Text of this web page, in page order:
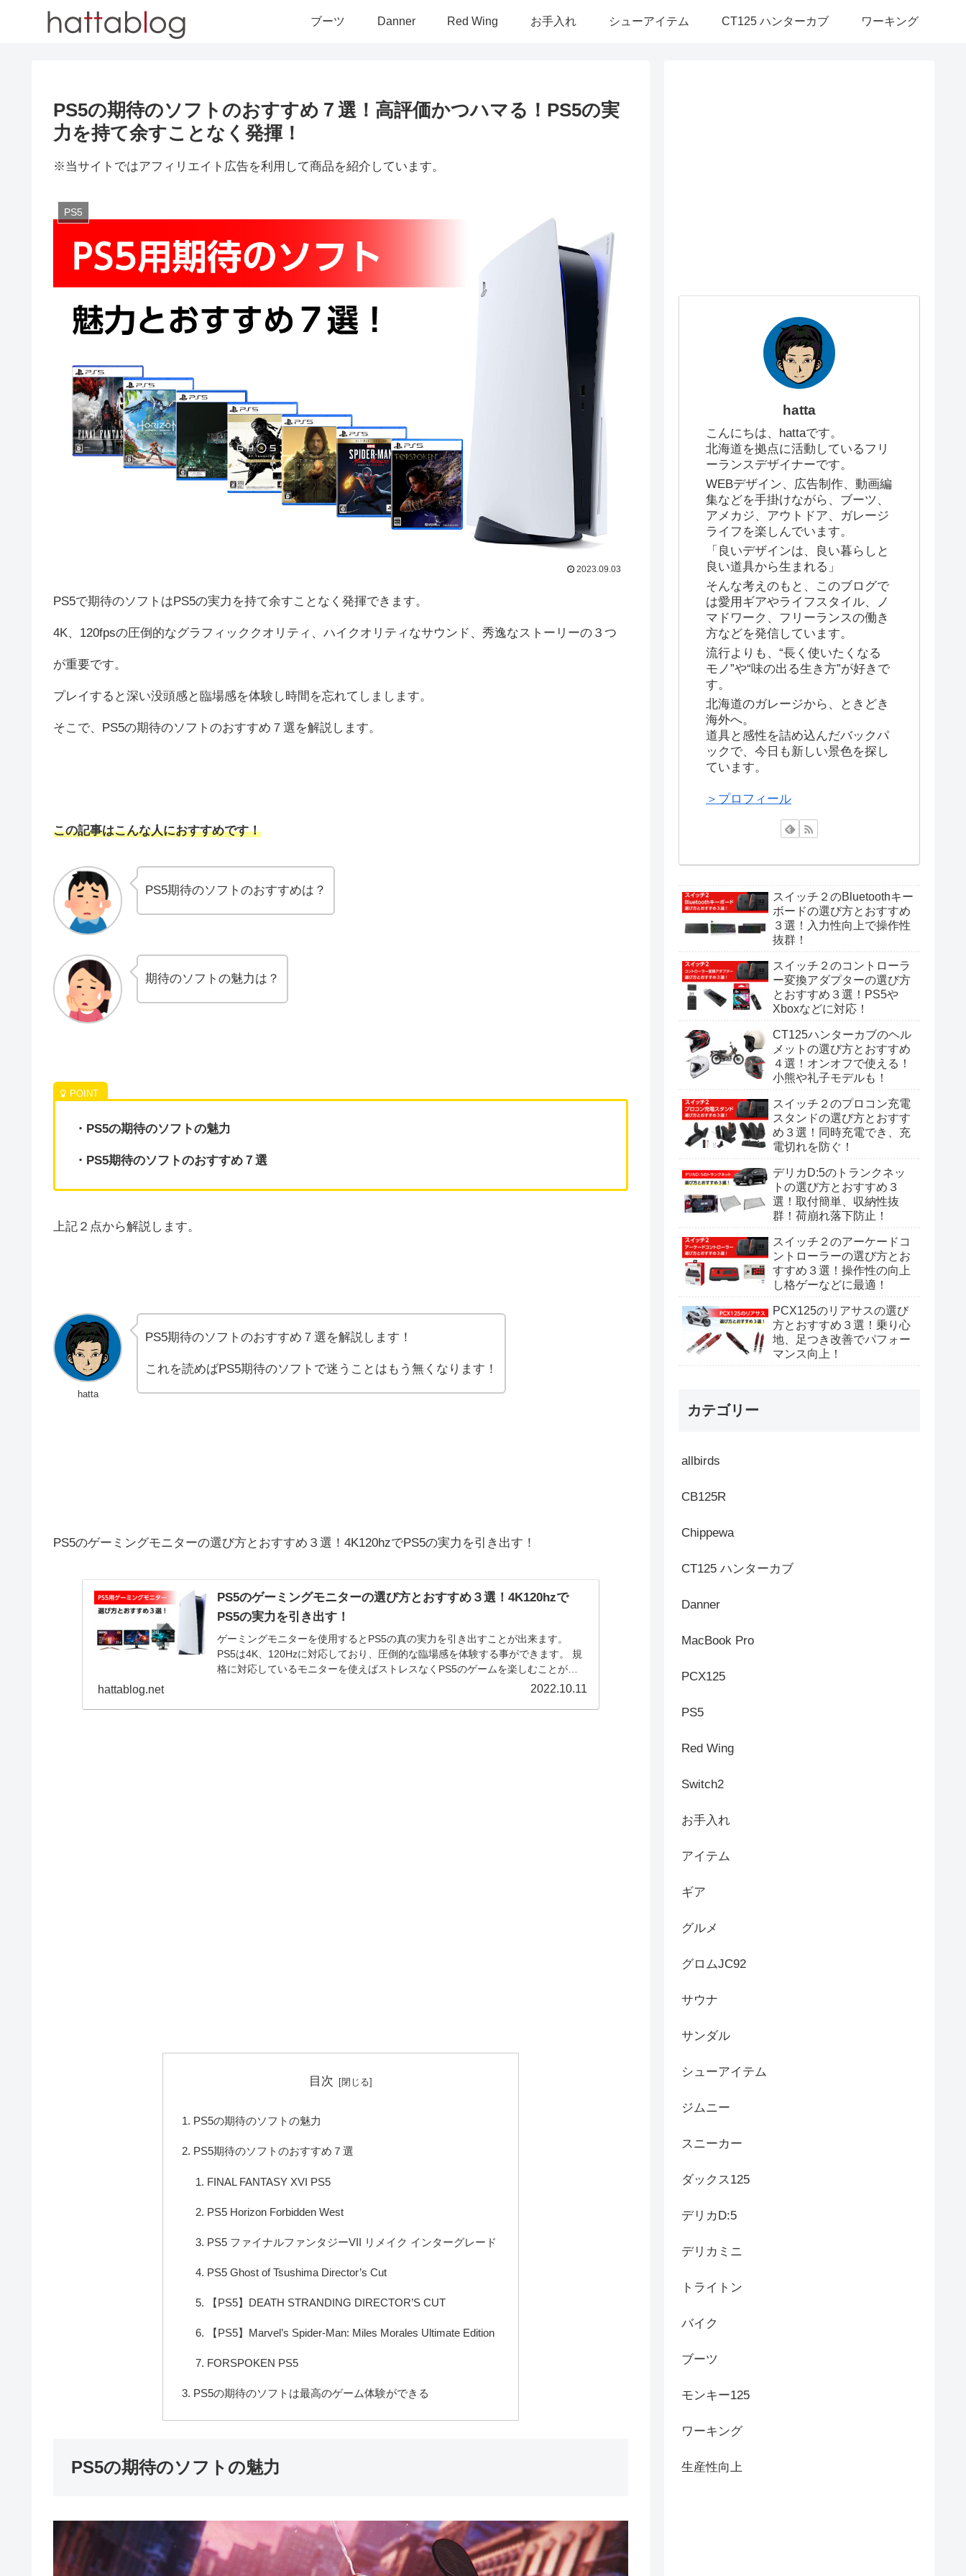
ブーツ Danner Red Wing お手入れ シューアイテム CT125 ハンターカブ ワーキング
PS5の期待のソフトのおすすめ７選！高評価かつハマる！PS5の実
力を持て余すことなく発揮！
※当サイトではアフィリエイト広告を利用して商品を紹介しています。
PS5
2023.09.03
PS5で期待のソフトはPS5の実力を持て余すことなく発揮できます。
4K、120fpsの圧倒的なグラフィッククオリティ、ハイクオリティなサウンド、秀逸なストーリーの３つ
が重要です。
プレイすると深い没頭感と臨場感を体験し時間を忘れてしまします。
そこで、PS5の期待のソフトのおすすめ７選を解説します。
この記事はこんな人におすすめです！
PS5期待のソフトのおすすめは？
期待のソフトの魅力は？
・PS5の期待のソフトの魅力
・PS5期待のソフトのおすすめ７選
上記２点から解説します。
hatta
PS5期待のソフトのおすすめ７選を解説します！
これを読めばPS5期待のソフトで迷うことはもう無くなります！
PS5のゲーミングモニターの選び方とおすすめ３選！4K120hzでPS5の実力を引き出す！
PS5のゲーミングモニターの選び方とおすすめ３選！4K120hzで
PS5の実力を引き出す！
ゲーミングモニターを使用するとPS5の真の実力を引き出すことが出来ます。
PS5は4K、120Hzに対応しており、圧倒的な臨場感を体験する事ができます。 規
格に対応しているモニターを使えばストレスなくPS5のゲームを楽しむことがで
きます。 そこで、PS5のゲーミングモニターの選び方とおすすめ３選を解説しま
hattablog.net 2022.10.11
目次
PS5の期待のソフトの魅力
PS5期待のソフトのおすすめ７選
FINAL FANTASY XVI PS5
PS5 Horizon Forbidden West
PS5 ファイナルファンタジーVII リメイク インターグレード
PS5 Ghost of Tsushima Director’s Cut
【PS5】DEATH STRANDING DIRECTOR’S CUT
【PS5】Marvel’s Spider-Man: Miles Morales Ultimate Edition
FORSPOKEN PS5
PS5の期待のソフトは最高のゲーム体験ができる
PS5の期待のソフトの魅力
hatta
こんにちは、hattaです。
北海道を拠点に活動しているフリ
ーランスデザイナーです。
WEBデザイン、広告制作、動画編
集などを手掛けながら、ブーツ、
アメカジ、アウトドア、ガレージ
ライフを楽しんでいます。
「良いデザインは、良い暮らしと
良い道具から生まれる」
そんな考えのもと、このブログで
は愛用ギアやライフスタイル、ノ
マドワーク、フリーランスの働き
方などを発信しています。
流行よりも、“長く使いたくなる
モノ”や“味の出る生き方”が好きで
す。
北海道のガレージから、ときどき
海外へ。
道具と感性を詰め込んだバックパ
ックで、今日も新しい景色を探し
ています。
＞プロフィール
スイッチ２のBluetoothキー
ボードの選び方とおすすめ
３選！入力性向上で操作性
抜群！
スイッチ２のコントローラ
ー変換アダプターの選び方
とおすすめ３選！PS5や
Xboxなどに対応！
CT125ハンターカブのヘル
メットの選び方とおすすめ
４選！オンオフで使える！
小熊や礼子モデルも！
スイッチ２のプロコン充電
スタンドの選び方とおすす
め３選！同時充電でき、充
電切れを防ぐ！
デリカD:5のトランクネッ
トの選び方とおすすめ３
選！取付簡単、収納性抜
群！荷崩れ落下防止！
スイッチ２のアーケードコ
ントローラーの選び方とお
すすめ３選！操作性の向上
し格ゲーなどに最適！
PCX125のリアサスの選び
方とおすすめ３選！乗り心
地、足つき改善でパフォー
マンス向上！
カテゴリー
allbirds
CB125R
Chippewa
CT125 ハンターカブ
Danner
MacBook Pro
PCX125
PS5
Red Wing
Switch2
お手入れ
アイテム
ギア
グルメ
グロムJC92
サウナ
サンダル
シューアイテム
ジムニー
スニーカー
ダックス125
デリカD:5
デリカミニ
トライトン
バイク
ブーツ
モンキー125
ワーキング
生産性向上